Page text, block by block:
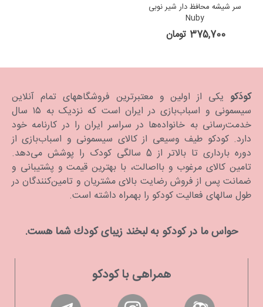
سر شیشه محافظ دار شیر نوبی
Nuby
375,700 تومان
کودَکو یکی از اولین و معتبرترین فروشگاههای تمام آنلاین
سیسمونی و اسباب‌بازی در ایران است که نزدیک به ۱۵ سال
خدمت‌رسانی به خانواده‌ها در سراسر ایران را در کارنامه خود
دارد. كودكو طیف وسیعی از کالای سیسمونی و اسباب‌بازی از
دوره بارداری تا بالاتر از 5 سالگی کودک را پوشش می‌دهد.
تامین کالای مرغوب و بااصالت، با بهترین قیمت و پشتیبانی و
ضمانت پس از فروش رضایت بالای مشتریان و تامین‌کنندگان در
طول سالهای فعالیت کودکو را بهمراه داشته است.
حواس ما در كودكو به لبخند زیبای كودك شما هست.
همراهی با کودکو